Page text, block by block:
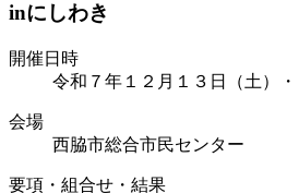
inにしわき
開催日時
令和７年１２月１３日（土）・
会場
西脇市総合市民センター
要項・組合せ・結果